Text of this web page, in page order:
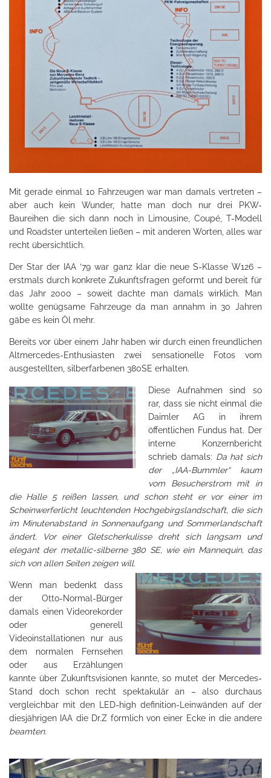
Mit gerade einmal 10 Fahrzeugen war man damals vertreten –
aber auch kein Wunder, hatte man doch nur drei PKW-
Baureihen die sich dann noch in Limousine, Coupé, T-Modell
und Roadster unterteilen ließen – mit anderen Worten, alles war
recht übersichtlich.
Der Star der IAA ’79 war ganz klar die neue S-Klasse W126 –
erstmals durch konkrete Zukunftsfragen geformt und bereit für
das Jahr 2000 – soweit dachte man damals wirklich. Man
wollte genügsame Fahrzeuge da man annahm in 30 Jahren
gäbe es kein Öl mehr.
Bereits vor über einem Jahr haben wir durch einen freundlichen
Altmercedes-Enthusiasten zwei sensationelle Fotos vom
ausgestellten, silberfarbenen 380SE erhalten.
Diese Aufnahmen sind so
rar, dass sie nicht einmal die
Daimler AG in ihrem
öffentlichen Fundus hat. Der
interne Konzernbericht
schrieb damals: Da hat sich
der „IAA-Bummler“ kaum
vom Besucherstrom mit in
die Halle 5 reißen lassen, und schon steht er vor einer im
Scheinwerferlicht leuchtenden Hochgebirgslandschaft, die sich
im Minutenabstand in Sonnenaufgang und Sommerlandschaft
ändert. Vor einer Gletscherkulisse dreht sich langsam und
elegant der metallic-silberne 380 SE, wie ein Mannequin, das
sich von allen Seiten zeigen will.
Wenn man bedenkt dass
der Otto-Normal-Bürger
damals einen Videorekorder
oder generell
Videoinstallationen nur aus
dem normalen Fernsehen
oder aus Erzählungen
kannte über Zukunftsvisionen kannte, so mutet der Mercedes-
Stand doch schon recht spektakulär an – also durchaus
vergleichbar mit den LED-high definition-Leinwänden auf der
diesjährigen IAA die Dr.Z förmlich von einer Ecke in die andere
beamten.